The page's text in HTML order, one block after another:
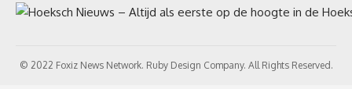
© 2022 Foxiz News Network. Ruby Design Company. All Rights Reserved.